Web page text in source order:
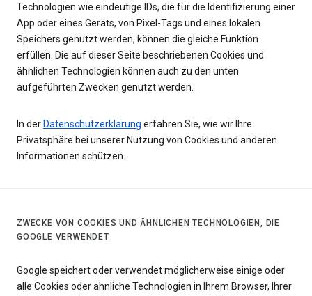
Technologien wie eindeutige IDs, die für die Identifizierung einer
App oder eines Geräts, von Pixel-Tags und eines lokalen
Speichers genutzt werden, können die gleiche Funktion
erfüllen. Die auf dieser Seite beschriebenen Cookies und
ähnlichen Technologien können auch zu den unten
aufgeführten Zwecken genutzt werden.
In der Datenschutzerklärung erfahren Sie, wie wir Ihre
Privatsphäre bei unserer Nutzung von Cookies und anderen
Informationen schützen.
ZWECKE VON COOKIES UND ÄHNLICHEN TECHNOLOGIEN, DIE
GOOGLE VERWENDET
Google speichert oder verwendet möglicherweise einige oder
alle Cookies oder ähnliche Technologien in Ihrem Browser, Ihrer